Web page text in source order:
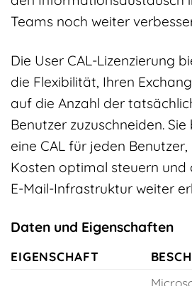
Teams noch weiter
Die User CAL-Lizenzierung
die Flexibilität, Ihren
auf die Anzahl der
Benutzer zuzuschneiden.
eine CAL für jeden
Kosten optimal steuern und
E-Mail-Infrastruktur weiter
Daten und Eigenschaften
EIGENSCHAFT